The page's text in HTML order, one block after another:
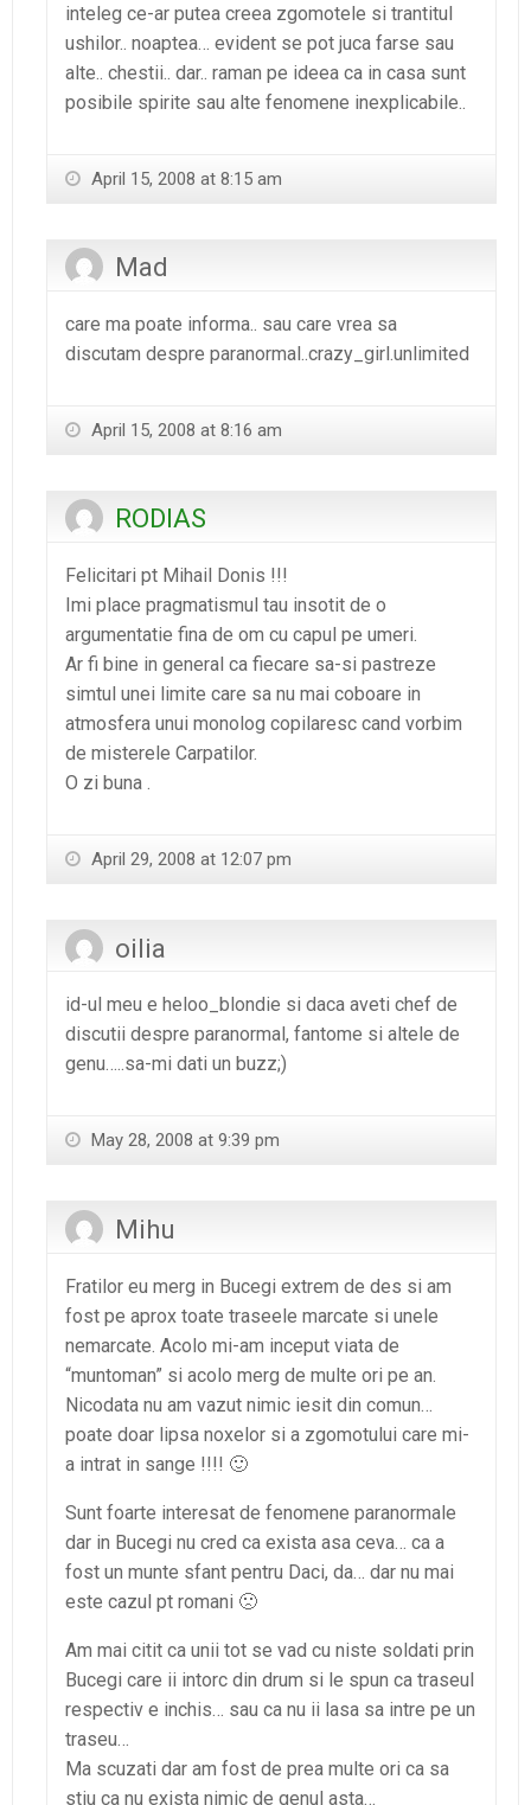
inteleg ce-ar putea creea zgomotele si trantitul
ushilor.. noaptea… evident se pot juca farse sau
alte.. chestii.. dar.. raman pe ideea ca in casa sunt
posibile spirite sau alte fenomene inexplicabile..
April 15, 2008 at 8:15 am
Mad
care ma poate informa.. sau care vrea sa
discutam despre paranormal..crazy_girl.unlimited
April 15, 2008 at 8:16 am
RODIAS
Felicitari pt Mihail Donis !!!
Imi place pragmatismul tau insotit de o
argumentatie fina de om cu capul pe umeri.
Ar fi bine in general ca fiecare sa-si pastreze
simtul unei limite care sa nu mai coboare in
atmosfera unui monolog copilaresc cand vorbim
de misterele Carpatilor.
O zi buna .
April 29, 2008 at 12:07 pm
oilia
id-ul meu e heloo_blondie si daca aveti chef de
discutii despre paranormal, fantome si altele de
genu…..sa-mi dati un buzz;)
May 28, 2008 at 9:39 pm
Mihu
Fratilor eu merg in Bucegi extrem de des si am
fost pe aprox toate traseele marcate si unele
nemarcate. Acolo mi-am inceput viata de
“muntoman” si acolo merg de multe ori pe an.
Nicodata nu am vazut nimic iesit din comun…
poate doar lipsa noxelor si a zgomotului care mi-
a intrat in sange !!!! 🙂
Sunt foarte interesat de fenomene paranormale
dar in Bucegi nu cred ca exista asa ceva… ca a
fost un munte sfant pentru Daci, da… dar nu mai
este cazul pt romani 🙁
Am mai citit ca unii tot se vad cu niste soldati prin
Bucegi care ii intorc din drum si le spun ca traseul
respectiv e inchis… sau ca nu ii lasa sa intre pe un
traseu…
Ma scuzati dar am fost de prea multe ori ca sa
stiu ca nu exista nimic de genul asta…